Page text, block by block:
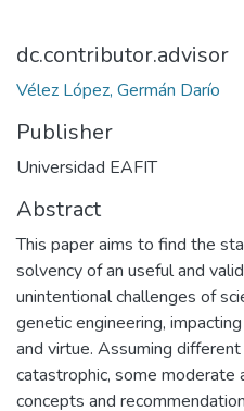
dc.contributor.advisor
Vélez López, Germán Darío
Publisher
Universidad EAFIT
Abstract
This paper aims to find the
solvency of an useful and
unintentional challenges of
genetic engineering,
and virtue. Assuming
catastrophic, some moderate
concepts and